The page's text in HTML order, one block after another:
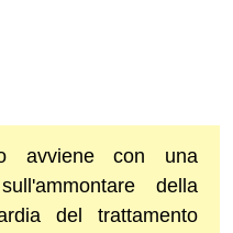
avviene con una
della
del trattamento